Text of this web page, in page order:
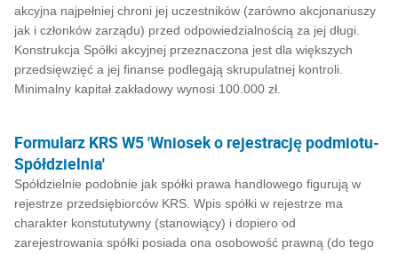
akcyjna najpełniej chroni jej uczestników (zarówno akcjonariuszy
jak i członków zarządu) przed odpowiedzialnością za jej długi.
Konstrukcja Spółki akcyjnej przeznaczona jest dla większych
przedsięwzięć a jej finanse podlegają skrupulatnej kontroli.
Minimalny kapitał zakładowy wynosi 100.000 zł.
Formularz KRS W5 'Wniosek o rejestrację podmiotu-
Spółdzielnia'
Spółdzielnie podobnie jak spółki prawa handlowego figurują w
rejestrze przedsiębiorców KRS. Wpis spółki w rejestrze ma
charakter konstututywny (stanowiący) i dopiero od
zarejestrowania spółki posiada ona osobowość prawną (do tego